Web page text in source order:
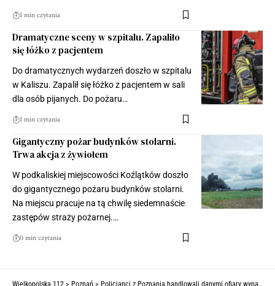
1 min czytania
Dramatyczne sceny w szpitalu. Zapaliło
się łóżko z pacjentem
Do dramatycznych wydarzeń doszło w szpitalu
w Kaliszu. Zapalił się łóżko z pacjentem w sali
dla osób pijanych. Do pożaru…
1 min czytania
Gigantyczny pożar budynków stolarni.
Trwa akcja z żywiołem
W podkaliskiej miejscowości Koźlątków doszło
do gigantycznego pożaru budynków stolarni.
Na miejscu pracuje na tą chwilę siedemnaście
zastępów straży pożarnej.…
0 min czytania
Wielkopolska 112 > Poznań > Policjanci z Poznania handlowali danymi ofiary wypadków. Sprawą zajmuje się prokuratura